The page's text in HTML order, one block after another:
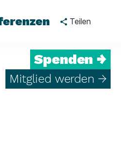
Teilen
Spenden →
Mitglied werden →